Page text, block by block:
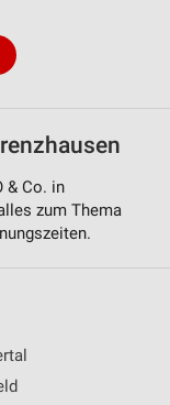
& Co. in
zum Thema